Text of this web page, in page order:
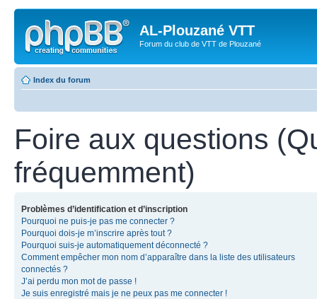
AL-Plouzané VTT
Forum du club de VTT de Plouzané
Index du forum
Foire aux questions
fréquemment)
Problèmes d’identification et d’inscription
Pourquoi ne puis-je pas me connecter ?
Pourquoi dois-je m’inscrire après tout ?
Pourquoi suis-je automatiquement déconnecté ?
Comment empêcher mon nom d’apparaître dans la liste des utilisateurs
connectés ?
J’ai perdu mon mot de passe !
Je suis enregistré mais je ne peux pas me connecter !